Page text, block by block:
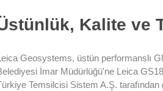
Kalite ve
Geosystems, üstün performanslı
İmar Müdürlüğü'ne Leica
Temsilcisi Sistem A.Ş. tarafından